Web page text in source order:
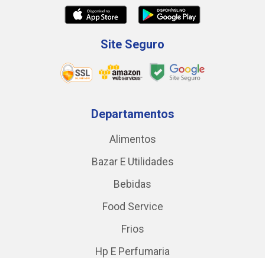
Site Seguro
Departamentos
Alimentos
Bazar E Utilidades
Bebidas
Food Service
Frios
Hp E Perfumaria